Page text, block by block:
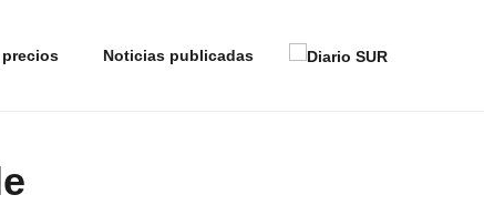
Noticias publicadas
navegando aceptas nuestra